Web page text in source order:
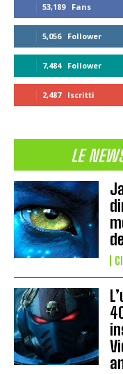
53,189 Fans
5,056 Follower
7,484 Follower
2,487 Iscritti
LE